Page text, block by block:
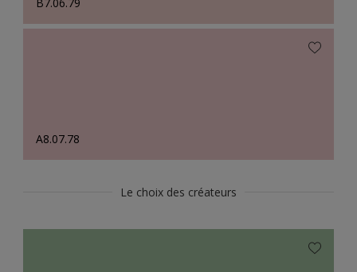
A8.07.78
Le choix des créateurs